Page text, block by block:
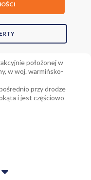
położonej w
w woj. warmińsko-
przy drodze
i jest częściowo
porośnięte lasami.